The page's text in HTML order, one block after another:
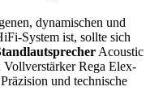
dynamischen und
System ist, sollte sich
Acoustic
Rega Elex-
und technische